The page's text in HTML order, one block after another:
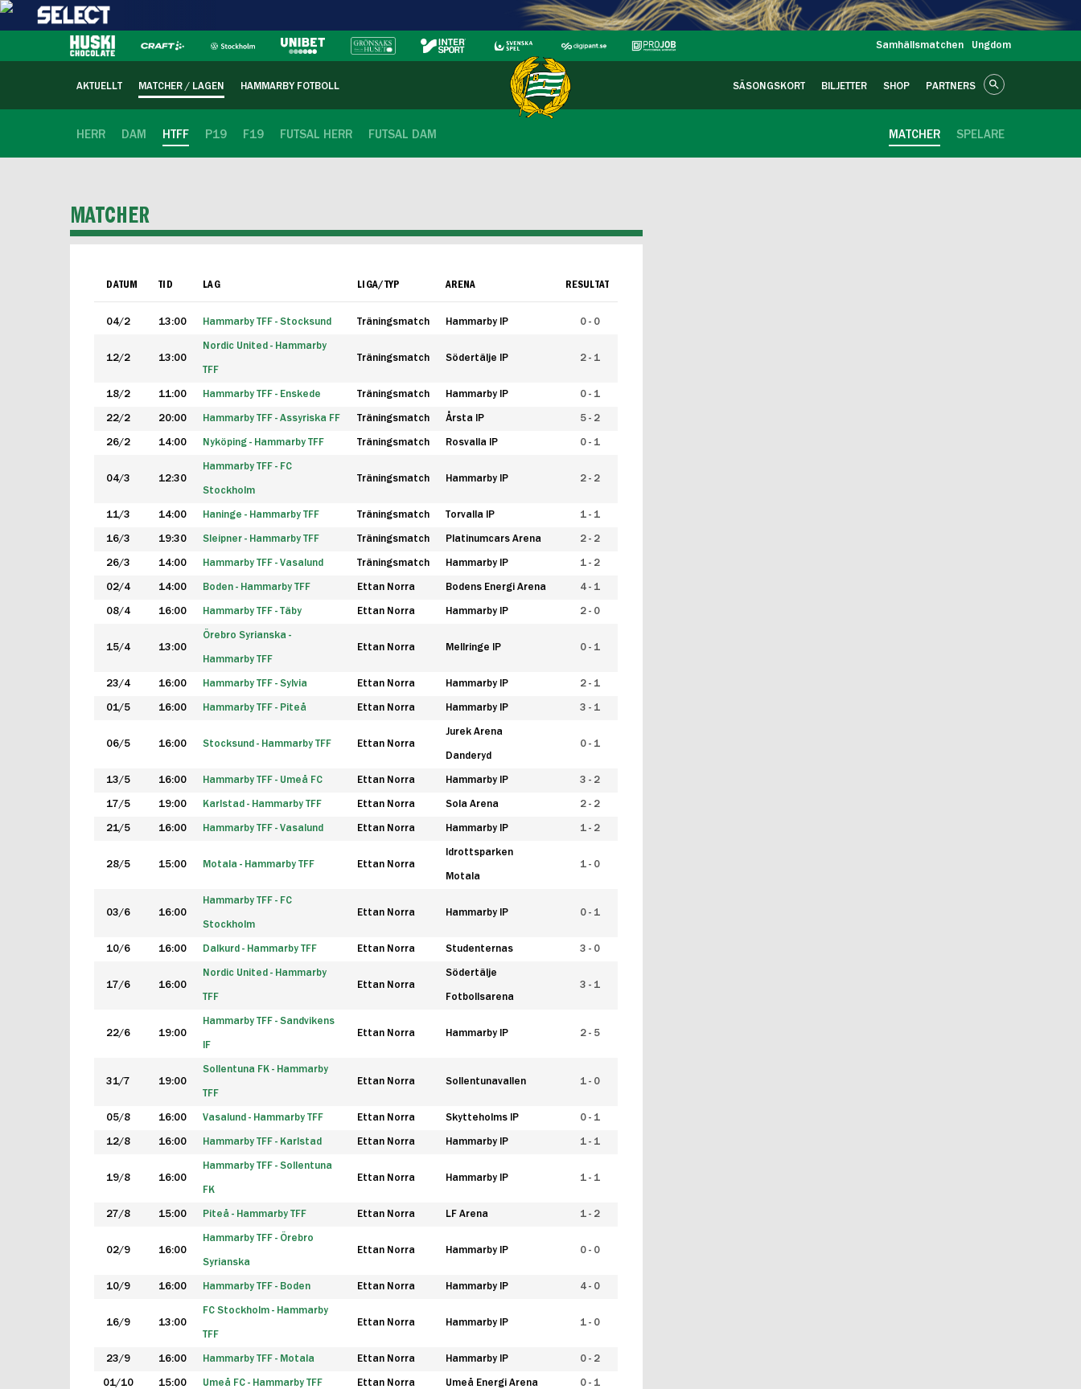
Samhällsmatchen Ungdom
AKTUELLT MATCHER / LAGEN HAMMARBY FOTBOLL SÄSONGSKORT BILJETTER SHOP PARTNERS
HERR DAM HTFF P19 F19 FUTSAL HERR FUTSAL DAM SPELARE
MATCHER
MATCHER
DATUM TID LAG LIGA/TYP ARENA RESULTAT
04/2 13:00 Hammarby TFF - Stocksund Träningsmatch Hammarby IP 0 - 0
12/2 13:00
Nordic United - Hammarby
TFF
Träningsmatch Södertälje IP 2 - 1
18/2 11:00 Hammarby TFF - Enskede Träningsmatch Hammarby IP 0 - 1
22/2 20:00 Hammarby TFF - Assyriska FF Träningsmatch Årsta IP 5 - 2
26/2 14:00 Nyköping - Hammarby TFF Träningsmatch Rosvalla IP 0 - 1
04/3 12:30
Hammarby TFF - FC
Stockholm
Träningsmatch Hammarby IP 2 - 2
11/3 14:00 Haninge - Hammarby TFF Träningsmatch Torvalla IP 1 - 1
16/3 19:30 Sleipner - Hammarby TFF Träningsmatch Platinumcars Arena 2 - 2
26/3 14:00 Hammarby TFF - Vasalund Träningsmatch Hammarby IP 1 - 2
02/4 14:00 Boden - Hammarby TFF Ettan Norra Bodens Energi Arena 4 - 1
08/4 16:00 Hammarby TFF - Täby Ettan Norra Hammarby IP 2 - 0
15/4 13:00
Örebro Syrianska -
Hammarby TFF
Ettan Norra Mellringe IP 0 - 1
23/4 16:00 Hammarby TFF - Sylvia Ettan Norra Hammarby IP 2 - 1
01/5 16:00 Hammarby TFF - Piteå Ettan Norra Hammarby IP 3 - 1
06/5 16:00 Stocksund - Hammarby TFF Ettan Norra
Jurek Arena
Danderyd
0 - 1
13/5 16:00 Hammarby TFF - Umeå FC Ettan Norra Hammarby IP 3 - 2
17/5 19:00 Karlstad - Hammarby TFF Ettan Norra Sola Arena 2 - 2
21/5 16:00 Hammarby TFF - Vasalund Ettan Norra Hammarby IP 1 - 2
28/5 15:00 Motala - Hammarby TFF Ettan Norra
Idrottsparken
Motala
1 - 0
03/6 16:00
Hammarby TFF - FC
Stockholm
Ettan Norra Hammarby IP 0 - 1
10/6 16:00 Dalkurd - Hammarby TFF Ettan Norra Studenternas 3 - 0
17/6 16:00
Nordic United - Hammarby
TFF
Ettan Norra
Södertälje
Fotbollsarena
3 - 1
22/6 19:00
Hammarby TFF - Sandvikens
IF
Ettan Norra Hammarby IP 2 - 5
31/7 19:00
Sollentuna FK - Hammarby
TFF
Ettan Norra Sollentunavallen 1 - 0
05/8 16:00 Vasalund - Hammarby TFF Ettan Norra Skytteholms IP 0 - 1
12/8 16:00 Hammarby TFF - Karlstad Ettan Norra Hammarby IP 1 - 1
19/8 16:00
Hammarby TFF - Sollentuna
FK
Ettan Norra Hammarby IP 1 - 1
27/8 15:00 Piteå - Hammarby TFF Ettan Norra LF Arena 1 - 2
02/9 16:00
Hammarby TFF - Örebro
Syrianska
Ettan Norra Hammarby IP 0 - 0
10/9 16:00 Hammarby TFF - Boden Ettan Norra Hammarby IP 4 - 0
16/9 13:00
FC Stockholm - Hammarby
TFF
Ettan Norra Hammarby IP 1 - 0
23/9 16:00 Hammarby TFF - Motala Ettan Norra Hammarby IP 0 - 2
01/10 15:00 Umeå FC - Hammarby TFF Ettan Norra Umeå Energi Arena 0 - 1